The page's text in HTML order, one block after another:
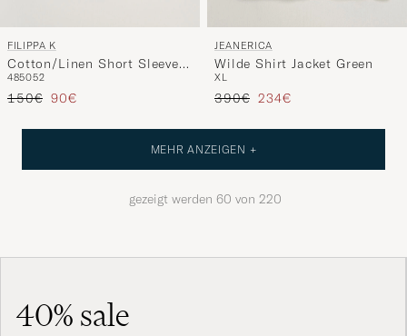
FILIPPA K
Cotton/Linen Short Sleeve
Shirt Navy
485052
Regulärer Preis
150€ Reduzierter Preis
90€
JEANERICA
Wilde Shirt Jacket Green
XL
Regulärer Preis
390€ Reduzierter Preis
234€
MEHR ANZEIGEN +
gezeigt werden 60 von 220
40% sale